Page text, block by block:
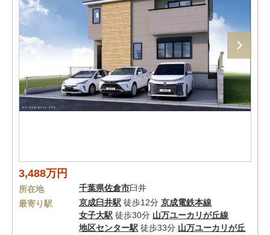
3,488万円
所在地 千葉県佐倉市臼井
最寄り駅
京成臼井駅 徒歩12分 京成電鉄本線
女子大駅 徒歩30分 山万ユーカリが丘線
地区センター駅 徒歩33分 山万ユーカリが丘